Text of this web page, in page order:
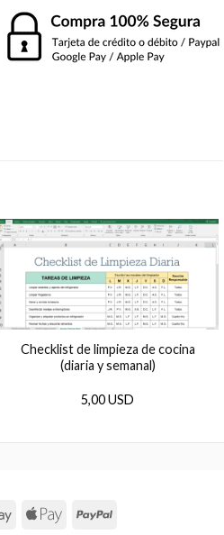
Checklist de limpieza de cocina
(diaria y semanal)
5,00 USD